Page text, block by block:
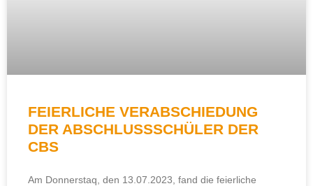
FEIERLICHE VERABSCHIEDUNG
DER ABSCHLUSSSCHÜLER DER
CBS
Am Donnerstaq, den 13.07.2023, fand die feierliche